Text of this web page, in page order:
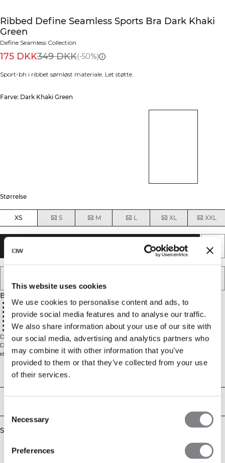
This website uses cookies
We use cookies to personalise content and ads, to
provide social media features and to analyse our traffic.
We also share information about your use of our site with
our social media, advertising and analytics partners who
may combine it with other information that you’ve
provided to them or that they’ve collected from your use
of their services.
Selection
Necessary
Preferences
Ribbed Define Seamless Sports Bra Dark Khaki
Green
Define Seamless Collection
175 DKK349 DKK(-50%)
Sport-bh i ribbet sømløst materiale. Let støtte.
Farve: Dark Khaki Green
Størrelse
XS S M L XL XXL
Beskrivelse
4-vejs strækmateriale for øget bevægelighed
Strækbart og slidstærkt materiale
Blødt ribbet sømløst materiale
SWEATTECH™ teknologi
Udtageligt fyld
Lav støtte
92% Genanvendt Nylon, 8% Spandex
Du har efterspurgt det, vi har leveret det. Vores mest populære kollektion,
Define Seamless, fås nu i en ribbet version. Det sømløse materiale er blødt,
elastisk og fleksibelt, hvilket resulterer i et stykke tøj med stor bevægelighed
og pasform. Tights, sports-bh'er og toppe i flere trendy farver gør Define
Seamless til en uundværlig serie af træningstøj til mange forskellige typer
træning. 4-vejs strækmaterialet bruger den nyeste sømløse teknologi til at
øge bevægeligheden under din træning, mens SWEATTECH-teknologien
forbedrer din præstation. Denne sports-bh har ICIW-logo, udtagelige indlæg
materiale vil bevare sin form brug efter brug. 92% Genanvendt Nylon, 8%
Elastan.
Technical Aspects
Similar products